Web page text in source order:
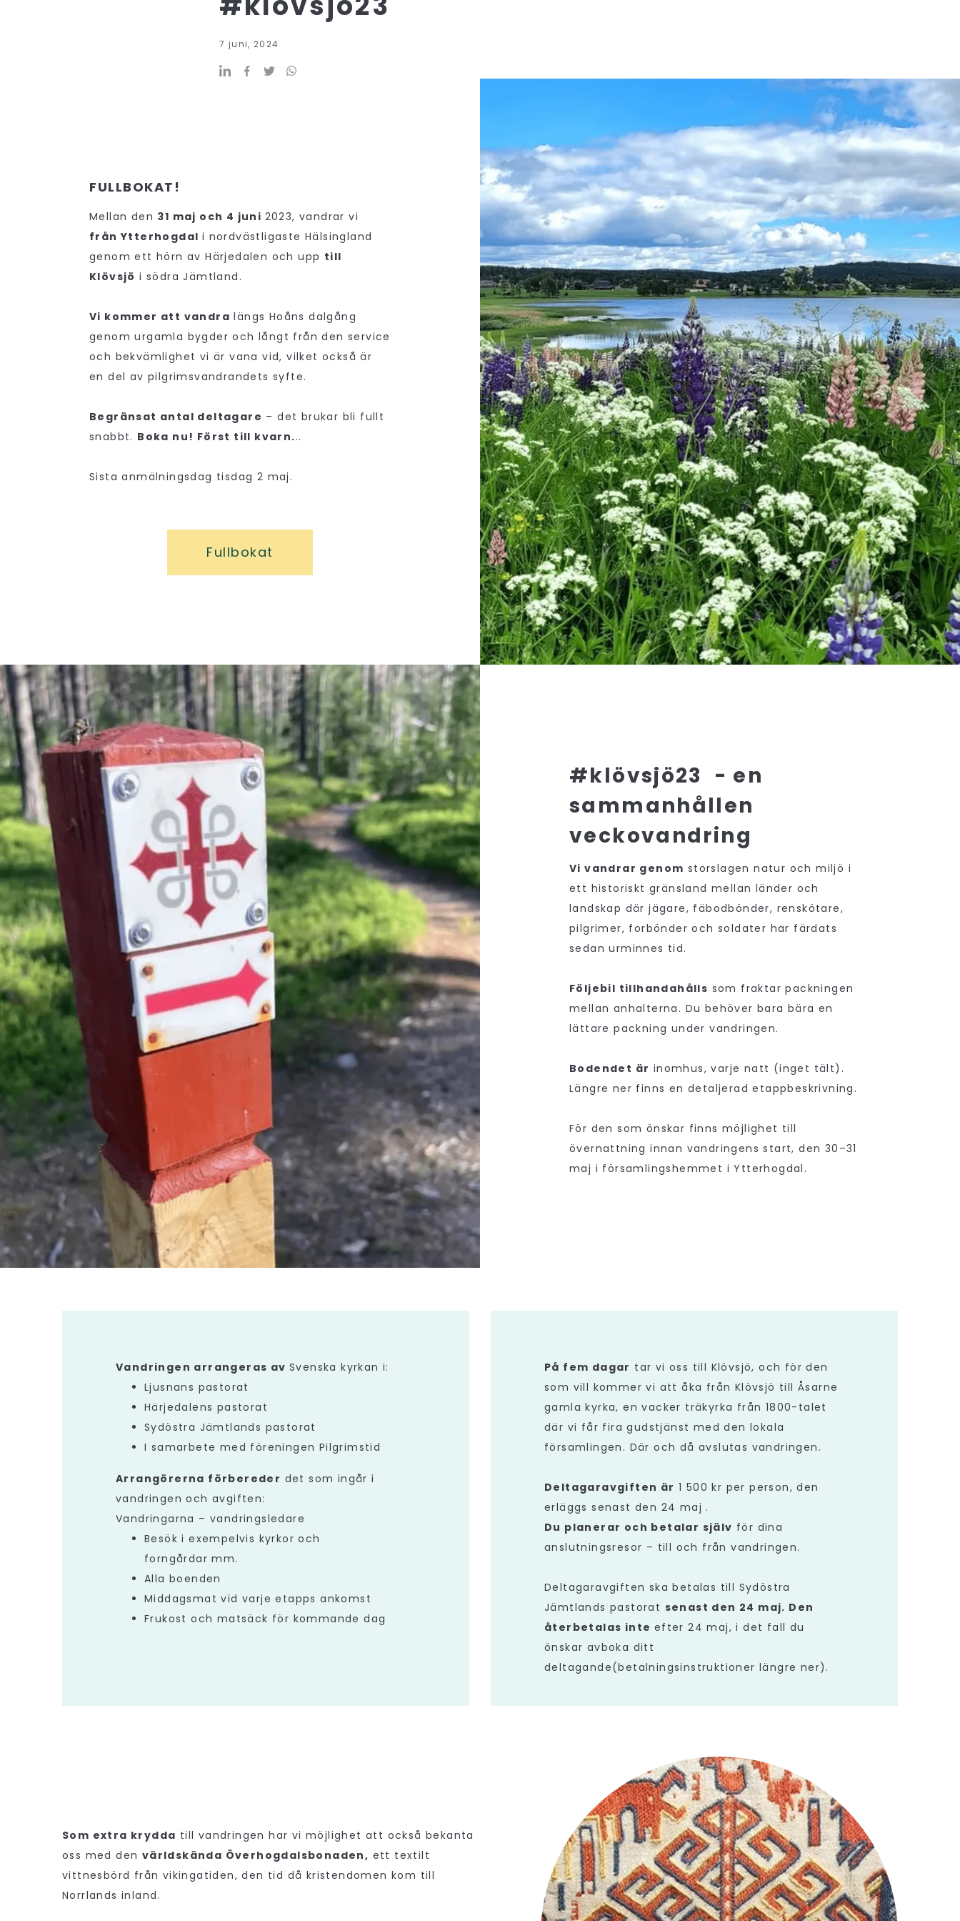
7 juni, 2024
FULLBOKAT!
Mellan den 31 maj och 4 juni 2023, vandrar vi
från Ytterhogdal i nordvästligaste Hälsingland
genom ett hörn av Härjedalen och upp till
Klövsjö i södra Jämtland.
Vi kommer att vandra längs Hoåns dalgång
genom urgamla bygder och långt från den service
och bekvämlighet vi är vana vid, vilket också är
en del av pilgrimsvandrandets syfte.
Begränsat antal deltagare – det brukar bli fullt
snabbt. Boka nu! Först till kvarn...
Sista anmälningsdag tisdag 2 maj.
Fullbokat
#klövsjö23 - en
sammanhållen
veckovandring
Vi vandrar genom storslagen natur och miljö i
ett historiskt gränsland mellan länder och
landskap där jägare, fäbodbönder, renskötare,
pilgrimer, forbönder och soldater har färdats
sedan urminnes tid.
Följebil tillhandahålls som fraktar packningen
mellan anhalterna. Du behöver bara bära en
lättare packning under vandringen.
Bodendet är inomhus, varje natt (inget tält).
Längre ner finns en detaljerad etappbeskrivning.
För den som önskar finns möjlighet till
övernattning innan vandringens start, den 30–31
maj i församlingshemmet i Ytterhogdal.
Vandringen arrangeras av Svenska kyrkan i:
Ljusnans pastorat
Härjedalens pastorat
Sydöstra Jämtlands pastorat
I samarbete med föreningen Pilgrimstid
Arrangörerna förbereder det som ingår i
vandringen och avgiften:
Vandringarna – vandringsledare
Besök i exempelvis kyrkor och
forngårdar mm.
Alla boenden
Middagsmat vid varje etapps ankomst
Frukost och matsäck för kommande dag
På fem dagar tar vi oss till Klövsjö, och för den
som vill kommer vi att åka från Klövsjö till Åsarne
gamla kyrka, en vacker träkyrka från 1800-talet
där vi får fira gudstjänst med den lokala
församlingen. Där och då avslutas vandringen.
Deltagaravgiften är 1 500 kr per person, den
erläggs senast den 24 maj .
Du planerar och betalar själv för dina
anslutningsresor – till och från vandringen.
Deltagaravgiften ska betalas till Sydöstra
Jämtlands pastorat senast den 24 maj. Den
återbetalas inte efter 24 maj, i det fall du
önskar avboka ditt
deltagande(betalningsinstruktioner längre ner).
Som extra krydda till vandringen har vi möjlighet att också bekanta
oss med den världskända Överhogdalsbonaden, ett textilt
vittnesbörd från vikingatiden, den tid då kristendomen kom till
Norrlands inland.